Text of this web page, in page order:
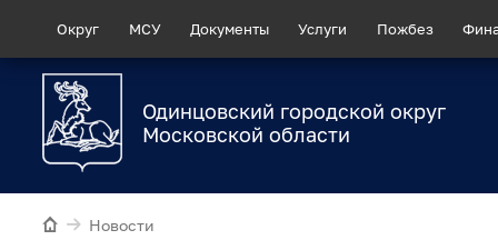
Округ МСУ Документы Услуги Пожбез
Одинцовский городской округ
Московской области
Новости